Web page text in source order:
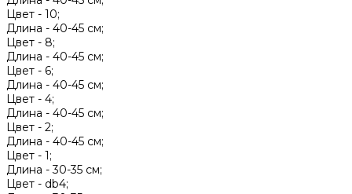
Цвет - 10;
Длина - 40-45 см;
Цвет - 8;
Длина - 40-45 см;
Цвет - 6;
Длина - 40-45 см;
Цвет - 4;
Длина - 40-45 см;
Цвет - 2;
Длина - 40-45 см;
Цвет - 1;
Длина -30-35 см;
Цвет - db4;